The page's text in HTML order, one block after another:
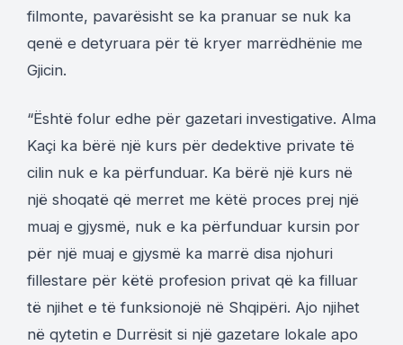
filmonte, pavarësisht se ka pranuar se nuk ka
qenë e detyruara për të kryer marrëdhënie me
Gjicin.
“Është folur edhe për gazetari investigative. Alma
Kaçi ka bërë një kurs për dedektive private të
cilin nuk e ka përfunduar. Ka bërë një kurs në
një shoqatë që merret me këtë proces prej një
muaj e gjysmë, nuk e ka përfunduar kursin por
për një muaj e gjysmë ka marrë disa njohuri
fillestare për këtë profesion privat që ka filluar
të njihet e të funksionojë në Shqipëri. Ajo njihet
në qytetin e Durrësit si një gazetare lokale apo